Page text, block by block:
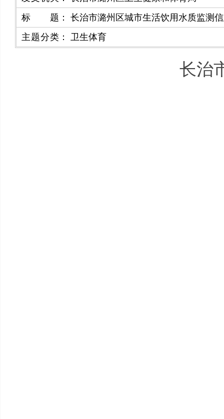
标题 ：
长治市潞州区城市生活饮用水质监测
主题分类 ： 卫生体育
长治